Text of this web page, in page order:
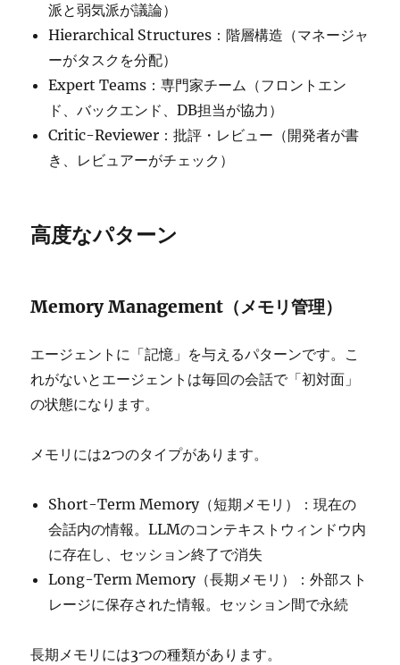
派と弱気派が議論）
Hierarchical Structures：階層構造（マネージャ
ーがタスクを分配）
Expert Teams：専門家チーム（フロントエン
ド、バックエンド、DB担当が協力）
Critic-Reviewer：批評・レビュー（開発者が書
き、レビュアーがチェック）
高度なパターン
Memory Management（メモリ管理）
エージェントに「記憶」を与えるパターンです。こ
れがないとエージェントは毎回の会話で「初対面」
の状態になります。
メモリには2つのタイプがあります。
Short-Term Memory（短期メモリ）：現在の
会話内の情報。LLMのコンテキストウィンドウ内
に存在し、セッション終了で消失
Long-Term Memory（長期メモリ）：外部スト
レージに保存された情報。セッション間で永続
長期メモリには3つの種類があります。